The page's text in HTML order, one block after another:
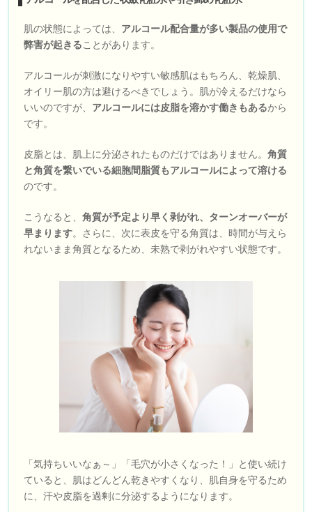
肌の状態によっては、 アルコール配合量が多い製品の使用で
弊害が起きることがあります。
アルコールが刺激になりやすい敏感肌はもちろん、乾燥肌、
オイリー肌の方は避けるべきでしょう。肌が冷えるだけなら
いいのですが、 アルコールには皮脂を溶かす働きもあるから
です。
皮脂とは、肌上に分泌されたものだけではありません。角質
と角質を繋いでいる細胞間脂質もアルコールによって溶ける
のです。
こうなると、角質が予定より早く剥がれ、ターンオーバーが
早まります。さらに、次に表皮を守る角質は、時間が与えら
れないまま角質となるため、未熟で剥がれやすい状態です。
「気持ちいいなぁ～」「毛穴が小さくなった！」と使い続け
ていると、肌はどんどん乾きやすくなり、肌自身を守るため
に、汗や皮脂を過剰に分泌するようになります。